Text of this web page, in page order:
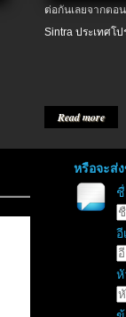
ต่อกันเลยจากต
Sintra ประเทศโป
Read more
หรือจะส่
อี
หั